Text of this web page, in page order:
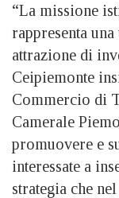
“La missione
rappresenta
attrazione di
Ceipiemonte
Commercio di
Camerale
promuovere e
interessate a
strategia che